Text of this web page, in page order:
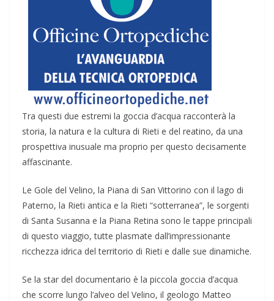
Tra questi due estremi la goccia d’acqua racconterà la
storia, la natura e la cultura di Rieti e del reatino, da una
prospettiva inusuale ma proprio per questo decisamente
affascinante.
Le Gole del Velino, la Piana di San Vittorino con il lago di
Paterno, la Rieti antica e la Rieti “sotterranea”, le sorgenti
di Santa Susanna e la Piana Retina sono le tappe principali
di questo viaggio, tutte plasmate dall’impressionante
ricchezza idrica del territorio di Rieti e dalle sue dinamiche.
Se la star del documentario è la piccola goccia d’acqua
che scorre lungo l’alveo del Velino, il geologo Matteo